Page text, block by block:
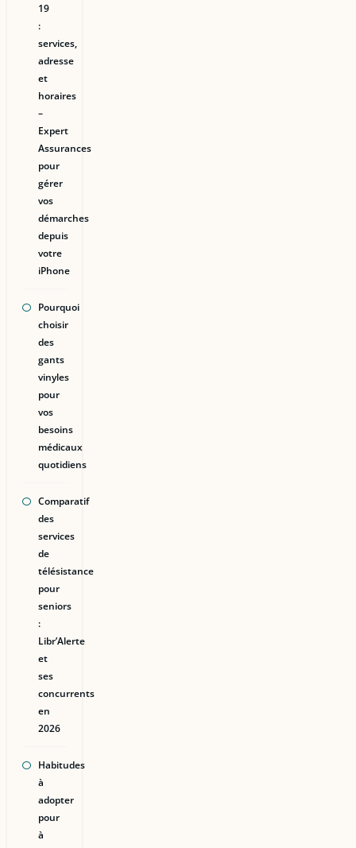
19
:
services,
adresse
et
horaires
–
Expert
Assurances
pour
gérer
vos
démarches
depuis
votre
iPhone
Pourquoi
choisir
des
gants
vinyles
pour
vos
besoins
médicaux
quotidiens
Comparatif
des
services
de
télésistance
pour
seniors
:
Libr’Alerte
et
ses
concurrents
en
2026
Habitudes
à
adopter
pour
à